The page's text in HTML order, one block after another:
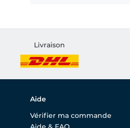
Livraison
Aide
Vérifier ma commande